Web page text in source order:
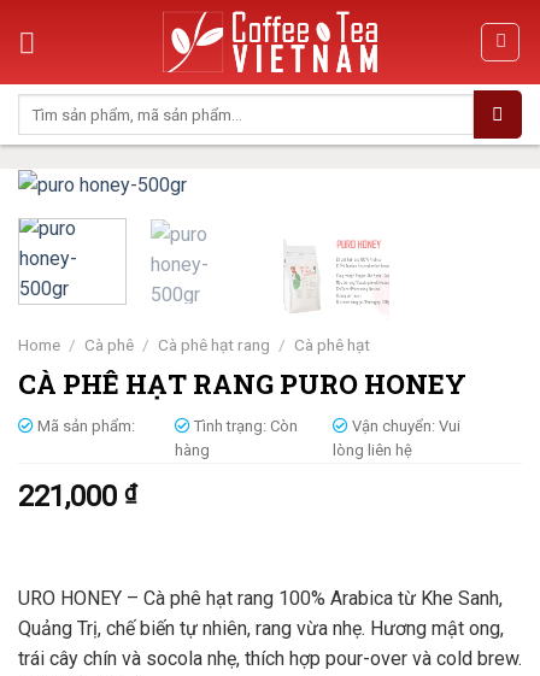
Home / Cà phê / Cà phê hạt rang / Cà phê hạt
CÀ PHÊ HẠT RANG PURO HONEY
Mã sản phẩm: Tình trạng: Còn
hàng
Vận chuyển: Vui
lòng liên hệ
221,000 ₫
URO HONEY – Cà phê hạt rang 100% Arabica từ Khe Sanh,
Quảng Trị, chế biến tự nhiên, rang vừa nhẹ. Hương mật ong,
trái cây chín và socola nhẹ, thích hợp pour-over và cold brew.